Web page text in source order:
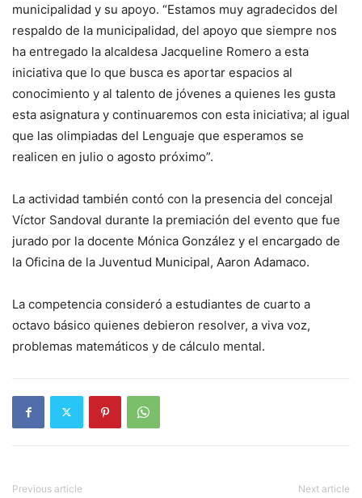
municipalidad y su apoyo. “Estamos muy agradecidos del
respaldo de la municipalidad, del apoyo que siempre nos
ha entregado la alcaldesa Jacqueline Romero a esta
iniciativa que lo que busca es aportar espacios al
conocimiento y al talento de jóvenes a quienes les gusta
esta asignatura y continuaremos con esta iniciativa; al igual
que las olimpiadas del Lenguaje que esperamos se
realicen en julio o agosto próximo”.
La actividad también contó con la presencia del concejal
Víctor Sandoval durante la premiación del evento que fue
jurado por la docente Mónica González y el encargado de
la Oficina de la Juventud Municipal, Aaron Adamaco.
La competencia consideró a estudiantes de cuarto a
octavo básico quienes debieron resolver, a viva voz,
problemas matemáticos y de cálculo mental.
Previous article Next article